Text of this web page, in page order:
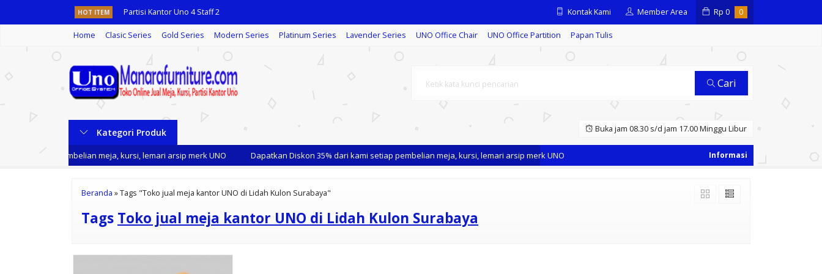
HOT ITEM Partisi Kantor Uno 4 Staff 2
Kursi Kantor Uno BOSTON MAP-1
Meja Komputer Uno UCD 1683
Kursi Kantor Uno Tasmania Black
Meja Kantor UNO UOD 7068 ECL
Meja Utama Kantor Uno UOD 8074
Kontak Kami Member Area Rp 0 0
Home Clasic Series Gold Series Modern Series Platinum Series Lavender Series UNO Office Chair UNO Office Partition Papan Tulis
Cari
Kategori Produk Buka jam 08.30 s/d jam 17.00 Minggu Libur
kami setiap pembelian meja, kursi, lemari arsip merk UNO Dapatkan Diskon 35% dari kami setiap pembelian meja, kursi, lemari arsip merk UNO
Beranda »Tags "Toko jual meja kantor UNO di Lidah Kulon Surabaya"
Tags Toko jual meja kantor UNO di Lidah Kulon Surabaya